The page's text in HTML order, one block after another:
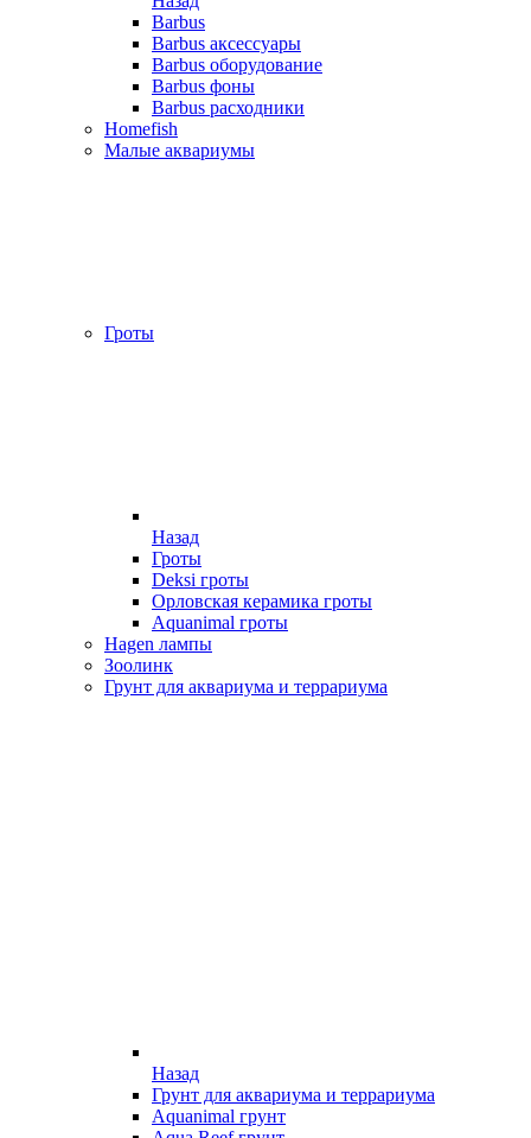
Barbus
Barbus аксессуары
Barbus оборудование
Barbus фоны
Barbus расходники
Homefish
Малые аквариумы
Гроты
Назад
Гроты
Deksi гроты
Орловская керамика гроты
Aquanimal гроты
Hagen лампы
Зоолинк
Грунт для аквариума и террариума
Назад
Грунт для аквариума и террариума
Aquanimal грунт